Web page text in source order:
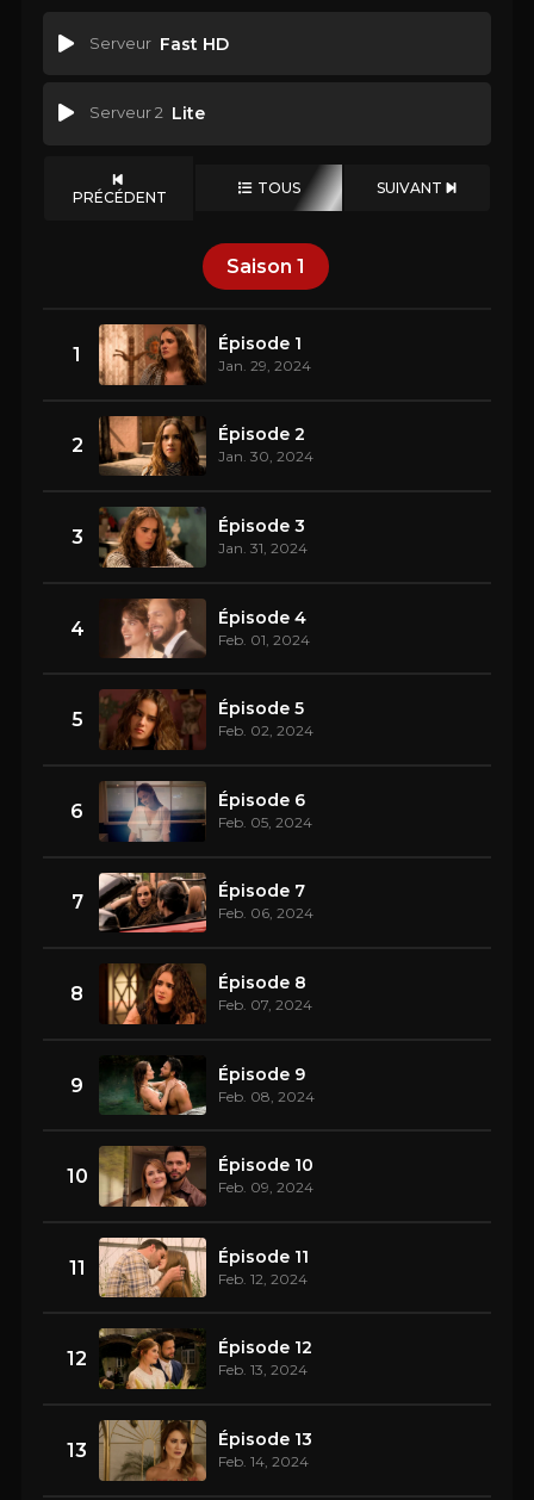
Serveur Fast HD
Serveur 2 Lite
PRÉCÉDENT TOUS SUIVANT
Saison 1
1 Épisode 1
Jan. 29, 2024
2 Épisode 2
Jan. 30, 2024
3 Épisode 3
Jan. 31, 2024
4 Épisode 4
Feb. 01, 2024
5 Épisode 5
Feb. 02, 2024
6 Épisode 6
Feb. 05, 2024
7 Épisode 7
Feb. 06, 2024
8 Épisode 8
Feb. 07, 2024
9 Épisode 9
Feb. 08, 2024
10 Épisode 10
Feb. 09, 2024
11 Épisode 11
Feb. 12, 2024
12 Épisode 12
Feb. 13, 2024
13 Épisode 13
Feb. 14, 2024